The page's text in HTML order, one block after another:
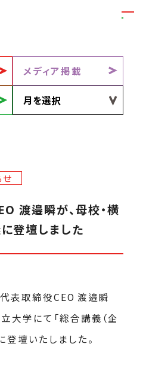
メディア掲載
せ
渡邉瞬が、母校・横
登壇しました
表取締役CEO 渡邉瞬
大学にて「総合講義（企
登壇いたしました。